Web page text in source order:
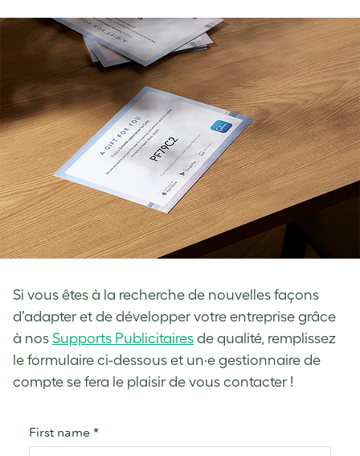
Si vous êtes à la recherche de nouvelles façons
d’adapter et de développer votre entreprise grâce
à nos Supports Publicitaires de qualité, remplissez
le formulaire ci-dessous et un·e gestionnaire de
compte se fera le plaisir de vous contacter !